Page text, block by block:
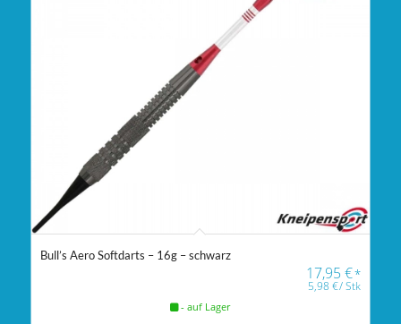
Bull’s Aero Softdarts – 16g – schwarz
17,95€*
5,98€/Stk
- auf Lager